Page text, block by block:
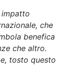
impatto
che
benefica
che altro.
tosto questo